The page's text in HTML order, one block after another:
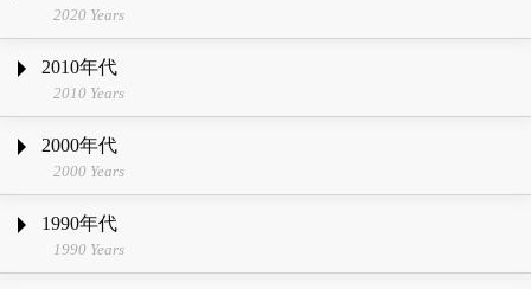
2020 Years
2010年代
2010 Years
2000年代
2000 Years
1990年代
1990 Years